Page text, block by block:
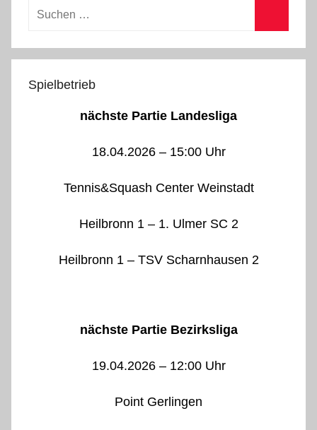
Suchen
Spielbetrieb
nächste Partie Landesliga
18.04.2026 – 15:00 Uhr
Tennis&Squash Center Weinstadt
Heilbronn 1 – 1. Ulmer SC 2
Heilbronn 1 – TSV Scharnhausen 2
nächste Partie Bezirksliga
19.04.2026 – 12:00 Uhr
Point Gerlingen